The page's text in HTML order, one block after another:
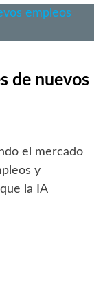
de nuevos
el mercado
y
la IA